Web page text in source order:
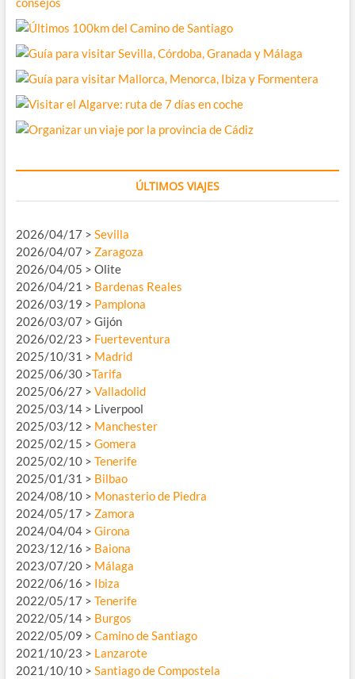
ÚLTIMOS VIAJES
2026/04/17 > Sevilla
2026/04/07 > Zaragoza
2026/04/05 > Olite
2026/04/21 > Bardenas Reales
2026/03/19 > Pamplona
2026/03/07 > Gijón
2026/02/23 > Fuerteventura
2025/10/31 > Madrid
2025/06/30 >Tarifa
2025/06/27 > Valladolid
2025/03/14 > Liverpool
2025/03/12 > Manchester
2025/02/15 > Gomera
2025/02/10 > Tenerife
2025/01/31 > Bilbao
2024/08/10 > Monasterio de Piedra
2024/05/17 > Zamora
2024/04/04 > Girona
2023/12/16 > Baiona
2023/07/20 > Málaga
2022/06/16 > Ibiza
2022/05/17 > Tenerife
2022/05/14 > Burgos
2022/05/09 > Camino de Santiago
2021/10/23 > Lanzarote
2021/10/10 > Santiago de Compostela